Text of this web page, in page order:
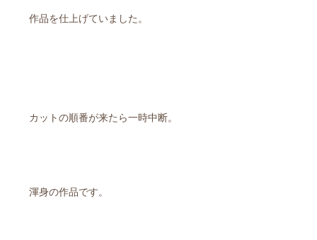
作品を仕上げていました。
カットの順番が来たら一時中断。
渾身の作品です。